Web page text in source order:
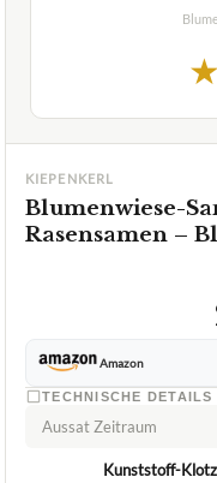
★
KIEPENKERL
Blumenwiese-
Rasensamen –
Amazon
TECHNISCHE DETAILS
Aussat Zeitraum
Kunststoff-